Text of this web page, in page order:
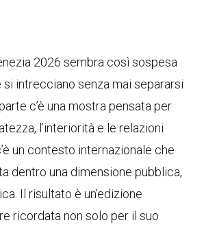
2026 sembra così sospesa
intrecciano senza mai separarsi
c’è una mostra pensata per
l’interiorità e le relazioni
un contesto internazionale che
dentro una dimensione pubblica,
Il risultato è un’edizione
ricordata non solo per il suo